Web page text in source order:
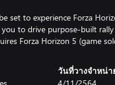
set to experience Forza
to drive purpose-built
Forza Horizon 5 (game
วันที่วางจำหน่า